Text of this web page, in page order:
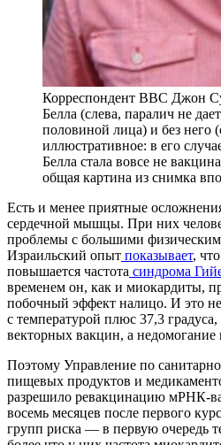
Корреспондент BBC Джон
Белла (слева, паралич не
половиной лица) и без него
иллюстративное: в его
Белла стала вовсе не
общая картина из снимка
Есть и менее приятные
сердечной мышцы. При них
проблемы с большими
Израильский опыт показывает,
повышается частота синдрома
временем он, как и миокардиты,
побочный эффект налицо. И это
с температурой плюс 37,3
векторных вакцин, а недомогание
Поэтому Управление по
пищевых продуктов и
разрешило ревакцинацию мРНК-
восемь месяцев после первого
групп риска — в первую очередь